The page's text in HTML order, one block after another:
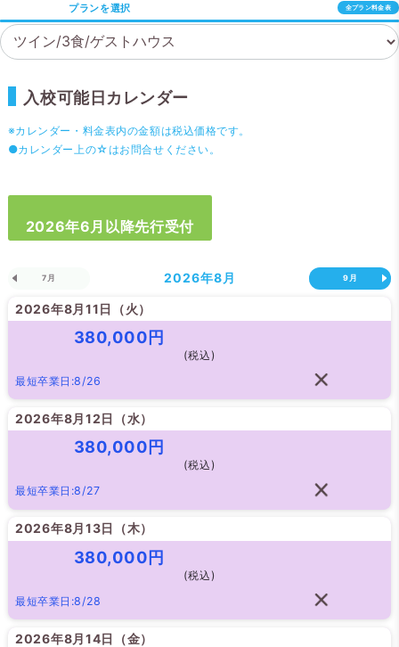
プランを選択 全プラン料金表
入校可能日カレンダー
※カレンダー・料金表内の金額は税込価格です。
●カレンダー上の☆はお問合せください。
2026年6月以降先行受付
7月 2026年8月 9月
2026年8月11日（火）
380,000円
(税込)
最短卒業日:8/26
2026年8月12日（水）
380,000円
(税込)
最短卒業日:8/27
2026年8月13日（木）
380,000円
(税込)
最短卒業日:8/28
2026年8月14日（金）